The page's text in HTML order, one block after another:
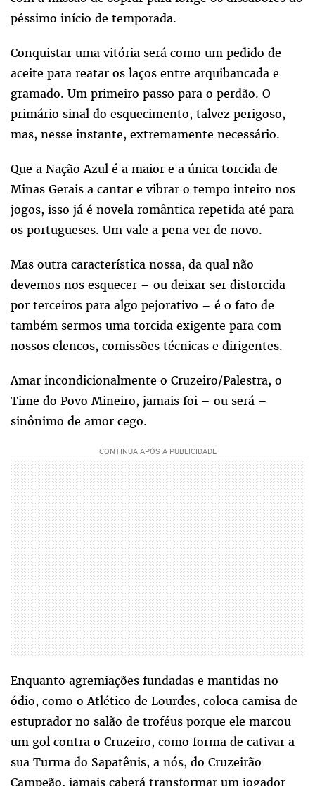
péssimo início de temporada.
Conquistar uma vitória será como um pedido de
aceite para reatar os laços entre arquibancada e
gramado. Um primeiro passo para o perdão. O
primário sinal do esquecimento, talvez perigoso,
mas, nesse instante, extremamente necessário.
Que a Nação Azul é a maior e a única torcida de
Minas Gerais a cantar e vibrar o tempo inteiro nos
jogos, isso já é novela romântica repetida até para
os portugueses. Um vale a pena ver de novo.
Mas outra característica nossa, da qual não
devemos nos esquecer – ou deixar ser distorcida
por terceiros para algo pejorativo – é o fato de
também sermos uma torcida exigente para com
nossos elencos, comissões técnicas e dirigentes.
Amar incondicionalmente o Cruzeiro/Palestra, o
Time do Povo Mineiro, jamais foi – ou será –
sinônimo de amor cego.
Enquanto agremiações fundadas e mantidas no
ódio, como o Atlético de Lourdes, coloca camisa de
estuprador no salão de troféus porque ele marcou
um gol contra o Cruzeiro, como forma de cativar a
sua Turma do Sapatênis, a nós, do Cruzeirão
Campeão, jamais caberá transformar um jogador